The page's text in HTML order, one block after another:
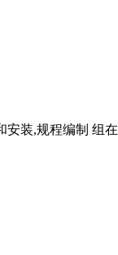
装,规程编制 组